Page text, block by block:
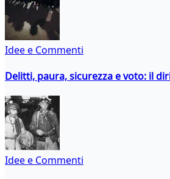
Idee e Commenti
Delitti, paura, sicurezza e voto: il
Idee e Commenti